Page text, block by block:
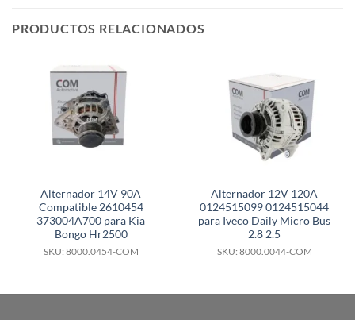
PRODUCTOS RELACIONADOS
Alternador 14V 90A
Compatible 2610454
373004A700 para Kia
Bongo Hr2500
SKU: 8000.0454-COM
Alternador 12V 120A
0124515099 0124515044
para Iveco Daily Micro Bus
2.8 2.5
SKU: 8000.0044-COM